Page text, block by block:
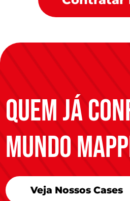
quem já
mundo
Veja Nossos Cases